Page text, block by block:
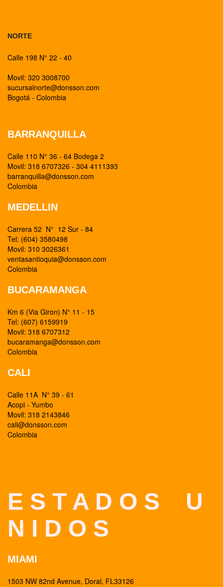
NORTE
Calle 198 N° 22 - 40
Movil: 320 3008700
sucursalnorte@donsson.com
Bogotá - Colombia
BARRANQUILLA
Calle 110 N° 36 - 64 Bodega 2
Movil: 318 6707326 - 304 4111393
barranquilla@donsson.com
Colombia
MEDELLIN
Carrera 52 N° 12 Sur - 84
Tel: (604) 3580498
Movil: 310 3026361
ventasantioquia@donsson.com
Colombia
BUCARAMANGA
Km 6 (Via Giron) N° 11 - 15
Tel: (607) 6159919
Movil: 318 6707312
bucaramanga@donsson.com
Colombia
CALI
Calle 11A N° 39 - 61
Acopi - Yumbo
Movil: 318 2143846
cali@donsson.com
Colombia
E S T A D O S U
N I D O S
MIAMI
1503 NW 82nd Avenue, Doral, FL33126